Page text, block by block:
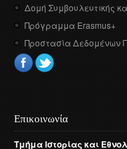
Δομή Συμβουλευτικής
Πρόγραμμα Erasmus+
Προστασία Δεδομένων
Επικοινωνία
ΤμήμαΙστορίαςκαι